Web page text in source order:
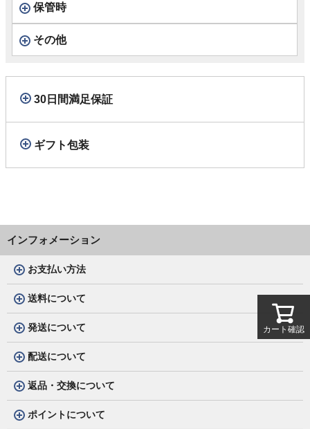
保管時
その他
30日間満足保証
ギフト包装
インフォメーション
お支払い方法
送料について
発送について
配送について
返品・交換について
ポイントについて
カート確認